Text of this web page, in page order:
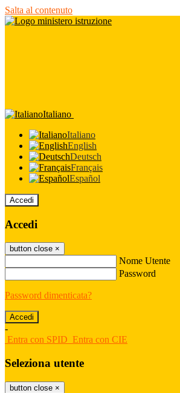
Salta al contenuto
Italiano
Italiano
English
Deutsch
Français
Español
Accedi
Accedi
button close ×
Nome Utente
Password
Password dimenticata?
-
Entra con SPID Entra con CIE
Seleziona utente
button close ×